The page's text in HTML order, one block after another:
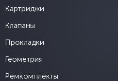
Картриджи
Клапаны
Прокладки
Геометрия
Ремкомплекты